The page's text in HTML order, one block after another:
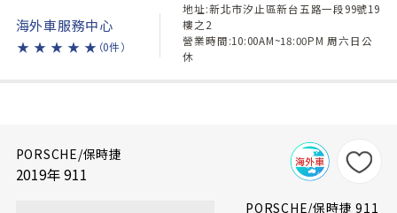
海外車服務中心
★ ★ ★ ★ ★ （0件）
地址:新北市汐止區新台五路一段99號19
樓之2
營業時間:10:00AM~18:00PM 周六日公
休
PORSCHE/保時捷
2019年 911
PORSCHE/保時捷 911